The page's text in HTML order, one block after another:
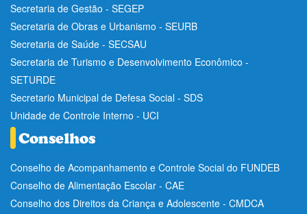
Secretaria de Gestão - SEGEP
Secretaria de Obras e Urbanismo - SEURB
Secretaria de Saúde - SECSAU
Secretaria de Turismo e Desenvolvimento Econômico -
SETURDE
Secretario Municipal de Defesa Social - SDS
Unidade de Controle Interno - UCI
Conselho de Acompanhamento e Controle Social do FUNDEB
Conselho de Alimentação Escolar - CAE
Conselho dos Direitos da Criança e Adolescente - CMDCA